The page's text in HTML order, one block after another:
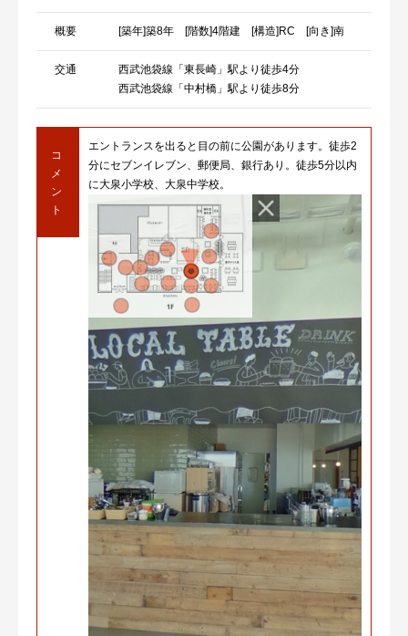
概要 [築年]築8年 [階数]4階建 [構造]RC [向き]南
交通
西武池袋線「東長崎」駅より徒歩4分
西武池袋線「中村橋」駅より徒歩8分
コ
メ
ン
ト
エントランスを出ると目の前に公園があります。徒歩2
分にセブンイレブン、郵便局、銀行あり。徒歩5分以内
に大泉小学校、大泉中学校。